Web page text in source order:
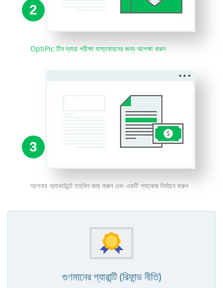
2
OptiPic টিম দ্বারা পরীক্ষা বাস্তবায়নের জন্য অপেক্ষা করুন
3
আপনার অ্যাকাউন্টে তহবিল জমা করুন এবং একটি প্যাকেজ নির্বাচন করুন
গুণমানের গ্যারান্টি (রিফান্ড নীতি)